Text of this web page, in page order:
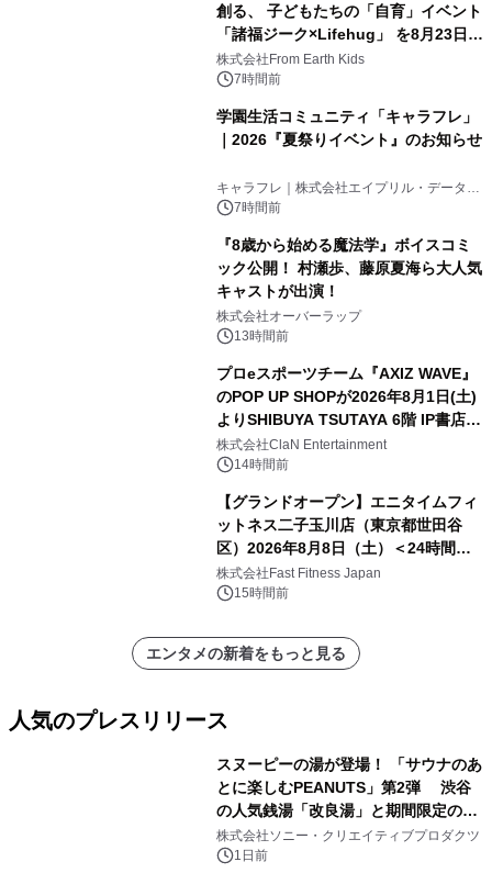
創る、 子どもたちの「自育」イベント
「諸福ジーク×Lifehug」 を8月23日
(日)開催
株式会社From Earth Kids
7時間前
学園生活コミュニティ「キャラフレ」
｜2026『夏祭りイベント』のお知らせ
キャラフレ｜株式会社エイプリル・データ・
デザインズ
7時間前
『8歳から始める魔法学』ボイスコミ
ック公開！ 村瀬歩、藤原夏海ら大人気
キャストが出演！
株式会社オーバーラップ
13時間前
プロeスポーツチーム『AXIZ WAVE』
のPOP UP SHOPが2026年8月1日(土)
よりSHIBUYA TSUTAYA 6階 IP書店で
開催決定！！
株式会社ClaN Entertainment
14時間前
【グランドオープン】エニタイムフィ
ットネス二子玉川店（東京都世田谷
区）2026年8月8日（土）＜24時間年
中無休のフィットネスジム＞
株式会社Fast Fitness Japan
15時間前
エンタメの新着をもっと見る
人気のプレスリリース
スヌーピーの湯が登場！ 「サウナのあ
とに楽しむPEANUTS」第2弾 渋谷
の人気銭湯「改良湯」と期間限定のコ
ラボレーション サウナイキタイコラ
ボグッズも発売決定！
株式会社ソニー・クリエイティブプロダクツ
1日前